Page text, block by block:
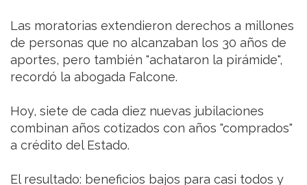
Las moratorias extendieron derechos a millones
de personas que no alcanzaban los 30 años de
aportes, pero también "achataron la pirámide",
recordó la abogada Falcone.
Hoy, siete de cada diez nuevas jubilaciones
combinan años cotizados con años "comprados"
a crédito del Estado.
El resultado: beneficios bajos para casi todos y